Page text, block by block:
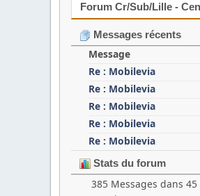
Forum Cr/Sub/Lille -
Messages récents
Message
Re : Mobilevia
Re : Mobilevia
Re : Mobilevia
Re : Mobilevia
Re : Mobilevia
Stats du forum
385 Messages dans